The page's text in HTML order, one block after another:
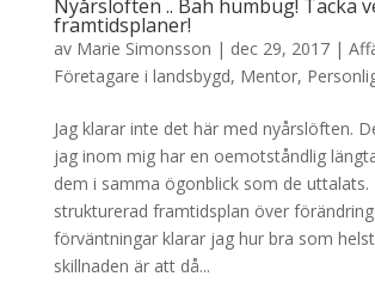
Nyårslöften .. Bah humbug! Tacka
framtidsplaner!
av Marie Simonsson | dec 29, 2017|
Företagare i landsbygd, Mentor,
Jag klarar inte det här med nyårslöften.
jag inom mig har en oemotståndlig
dem i samma ögonblick som de uttalats.
strukturerad framtidsplan över
förväntningar klarar jag hur bra som
skillnaden är att då...